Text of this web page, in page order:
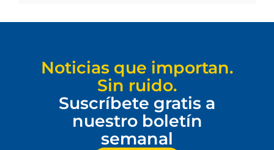
Noticias que importan.
Sin ruido.
Suscríbete gratis a
nuestro boletín
semanal